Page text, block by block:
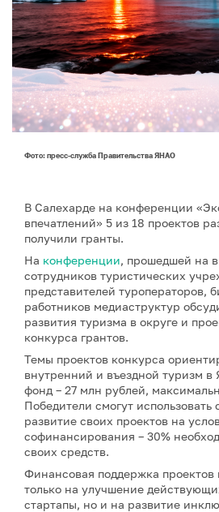
Фото: пресс-служба Правительства ЯНАО
В Салехарде на конференции
впечатлений» 5 из 18 проектов
получили гранты.
На конференции, прошедшей на
сотрудников туристических
представителей туроператоров,
работников медиаструктур
развития туризма в округе и
конкурса грантов.
Темы проектов конкурса
внутренний и въездной туризм
фонд – 27 млн рублей,
Победители смогут использовать
развитие своих проектов на
софинансирования – 30%
своих средств.
Финансовая поддержка проектов
только на улучшение
стартапы, но и на развитие